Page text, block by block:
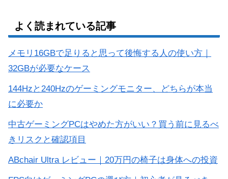
よく読まれている記事
メモリ16GBで足りると思って後悔する人の使い方｜
32GBが必要なケース
144Hzと240Hzのゲーミングモニター、どちらが本当
に必要か
中古ゲーミングPCはやめた方がいい？買う前に見るべ
きリスクと確認項目
ABchair Ultra レビュー｜20万円の椅子は身体への投資